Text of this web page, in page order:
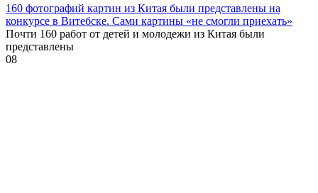
160 фотографий картин из Китая были представлены на
конкурсе в Витебске. Сами картины «не смогли приехать»
Почти 160 работ от детей и молодежи из Китая были
представлены
08